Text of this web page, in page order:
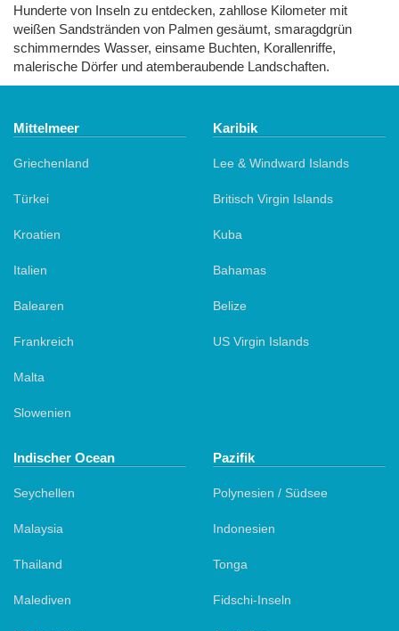
Hunderte von Inseln zu entdecken, zahllose Kilometer mit
weißen Sandstränden von Palmen gesäumt, smaragdgrün
schimmerndes Wasser, einsame Buchten, Korallenriffe,
malerische Dörfer und atemberaubende Landschaften.
Mittelmeer
Griechenland
Türkei
Kroatien
Italien
Balearen
Frankreich
Malta
Slowenien
Karibik
Lee & Windward Islands
Britisch Virgin Islands
Kuba
Bahamas
Belize
US Virgin Islands
Indischer Ocean
Seychellen
Malaysia
Thailand
Malediven
Pazifik
Polynesien / Südsee
Indonesien
Tonga
Fidschi-Inseln